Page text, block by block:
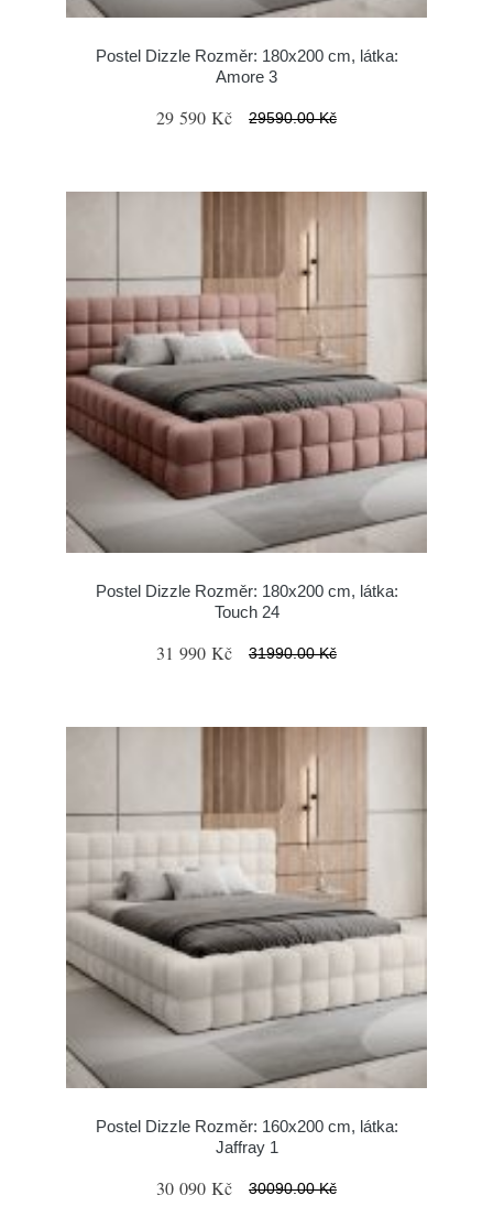
Postel Dizzle Rozměr: 180x200 cm, látka:
Amore 3
29 590 Kč 29590.00 Kč
Postel Dizzle Rozměr: 180x200 cm, látka:
Touch 24
31 990 Kč 31990.00 Kč
Postel Dizzle Rozměr: 160x200 cm, látka:
Jaffray 1
30 090 Kč 30090.00 Kč